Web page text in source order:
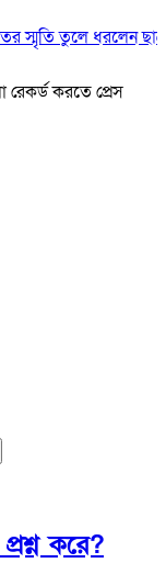
তুলে ধরলেন
রেকর্ড করতে প্রেস
করে?